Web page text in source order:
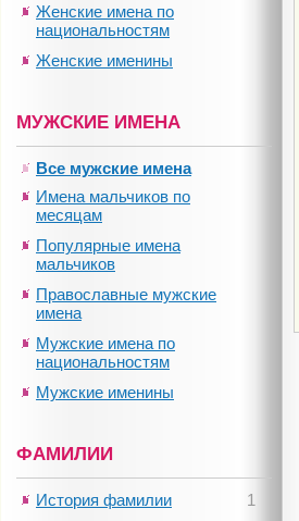
Женские имена по
национальностям
Женские именины
МУЖСКИЕ ИМЕНА
Все мужские имена
Имена мальчиков по
месяцам
Популярные имена
мальчиков
Православные мужские
имена
Мужские имена по
национальностям
Мужские именины
ФАМИЛИИ
1
История фамилии